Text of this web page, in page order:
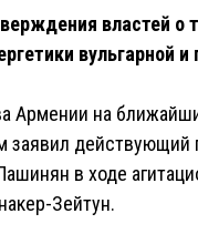
властей о
вульгарной
Армении на
заявил
в ходе
Зейтун.